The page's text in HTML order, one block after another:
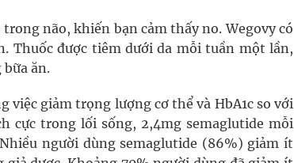
não, khiến bạn cảm thấy no. Wegovy có
Thuốc được tiêm dưới da mỗi tuần một lần,
ăn.
việc giảm trọng lượng cơ thể và HbA1c so với
cực trong lối sống, 2,4mg semaglutide mỗi
người dùng semaglutide (86%) giảm ít